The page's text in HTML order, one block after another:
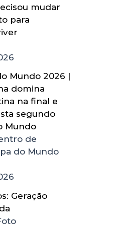
mudar
para
Mundo 2026 |
domina
na final e
segundo
Mundo
de
do Mundo
Geração